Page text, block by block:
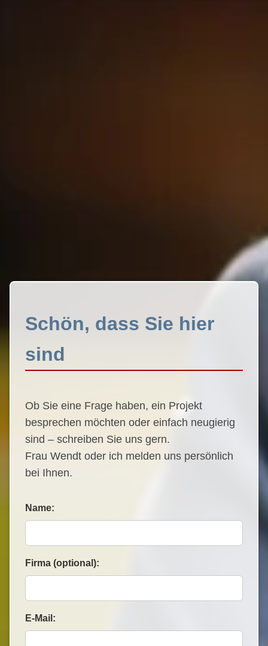
Schön, dass Sie hier
sind
Ob Sie eine Frage haben, ein Projekt
besprechen möchten oder einfach neugierig
sind – schreiben Sie uns gern.
Frau Wendt oder ich melden uns persönlich
bei Ihnen.
Name:
Firma (optional):
E-Mail: